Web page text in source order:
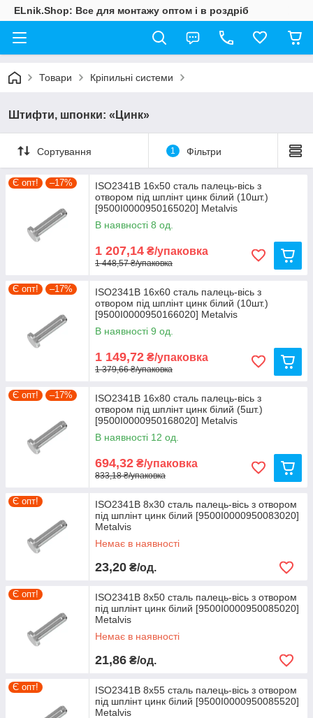
ELnik.Shop: Все для монтажу оптом і в роздріб
Товари Кріпильні системи
Штифти, шпонки: «Цинк»
Сортування 1 Фільтри
Є опт! –17%
ISO2341B 16х50 сталь палець-вісь з
отвором під шплінт цинк білий (10шт.)
[9500I0000950165020] Metalvis
В наявності 8 од.
1 207,14 ₴/упаковка
1 448,57 ₴/упаковка
Є опт! –17%
ISO2341B 16х60 сталь палець-вісь з
отвором під шплінт цинк білий (10шт.)
[9500I0000950166020] Metalvis
В наявності 9 од.
1 149,72 ₴/упаковка
1 379,66 ₴/упаковка
Є опт! –17%
ISO2341B 16х80 сталь палець-вісь з
отвором під шплінт цинк білий (5шт.)
[9500I0000950168020] Metalvis
В наявності 12 од.
694,32 ₴/упаковка
833,18 ₴/упаковка
Є опт!
ISO2341B 8х30 сталь палець-вісь з отвором
під шплінт цинк білий [9500I0000950083020]
Metalvis
Немає в наявності
23,20 ₴/од.
Є опт!
ISO2341B 8х50 сталь палець-вісь з отвором
під шплінт цинк білий [9500I0000950085020]
Metalvis
Немає в наявності
21,86 ₴/од.
Є опт!
ISO2341B 8х55 сталь палець-вісь з отвором
під шплінт цинк білий [9500I0000950085520]
Metalvis